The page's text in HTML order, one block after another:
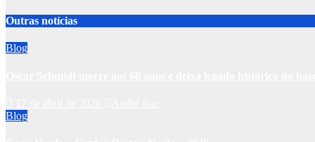
Outras notícias
Blog
Blog